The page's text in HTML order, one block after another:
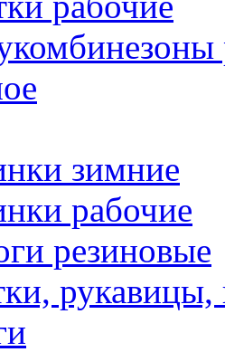
зимние
рабочие
резиновые
рукавицы,